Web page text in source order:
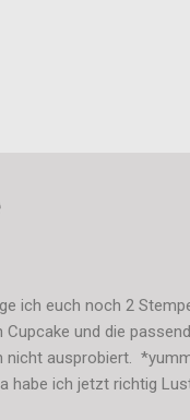
ich euch noch 2
Cupcake und die
nicht ausprobiert.
habe ich jetzt richtig